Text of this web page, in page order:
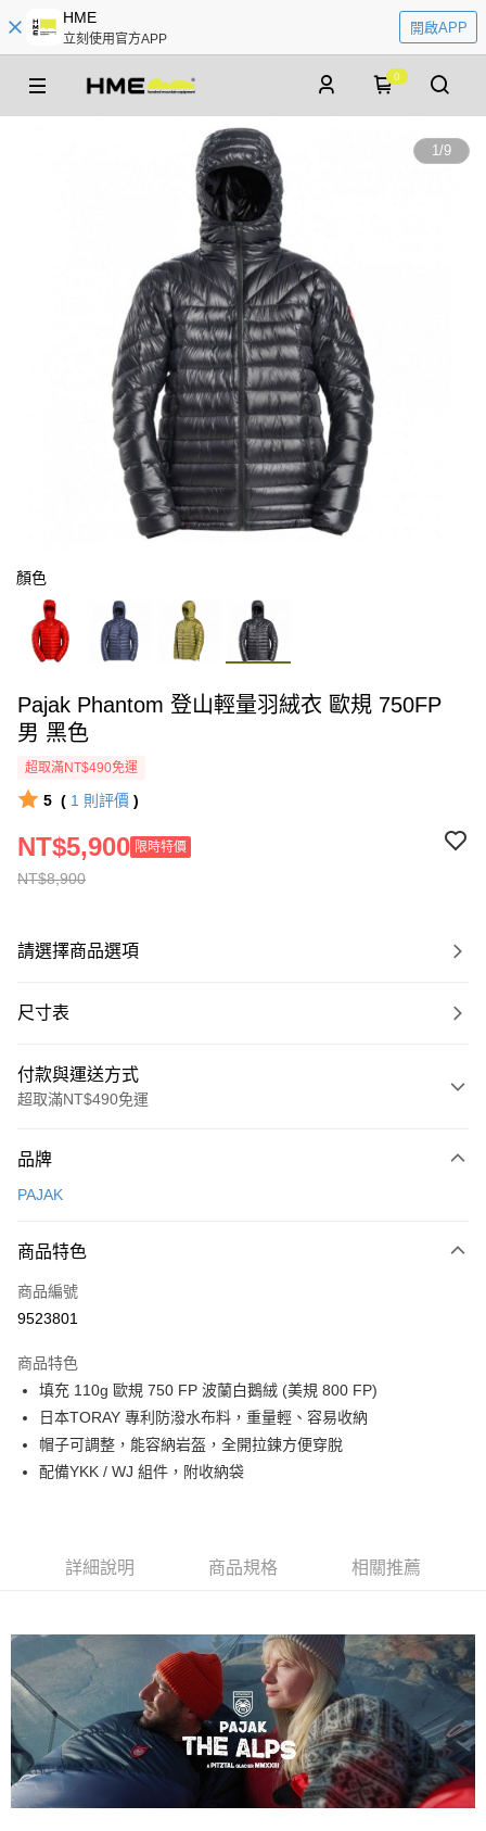
HME
立刻使用官方APP
開啟APP
0
1/9
顏色
Pajak Phantom 登山輕量羽絨衣 歐規 750FP
男 黑色
超取滿NT$490免運
5 ( 1 則評價 )
NT$8,900
NT$5,900 限時特價
請選擇商品選項
尺寸表
付款與運送方式
超取滿NT$490免運
信用卡一次付款
3 期 0 利率 每期
合作金庫商業銀行
上海商業儲蓄銀行
臺灣中小企業銀行
匯豐（台灣）商業銀行
華泰商業銀行
聯邦商業銀行
遠東國際商業銀行
元大商業銀行
永豐商業銀行
玉山商業銀行
超商取貨付款
LINE Pay
Apple Pay
ATM付款
運送方式
付款後全家取貨
7-11取貨付款
每筆NT$60，滿NT$490(含以上)免運費
付款後7-11取貨
每筆NT$60，滿NT$490(含以上)免運費
宅配
每筆NT$80，滿NT$490(含以上)免運費
品牌
PAJAK
商品特色
商品編號
9523801
商品特色
填充 110g 歐規 750 FP 波蘭白鵝絨 (美規 800 FP)
日本TORAY 專利防潑水布料，重量輕、容易收納
帽子可調整，能容納岩盔，全開拉鍊方便穿脫
配備YKK / WJ 組件，附收納袋
詳細說明 商品規格 相關推薦